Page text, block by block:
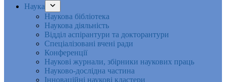
Наука
Наукова бібліотека
Наукова діяльність
Відділ аспірантури та докторантури
Спеціалізовані вчені ради
Конференції
Наукові журнали, збірники наукових праць
Науково-дослідна частина
Інноваційні наукові кластери